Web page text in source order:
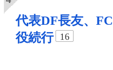
代表DF長友、
役続行
16